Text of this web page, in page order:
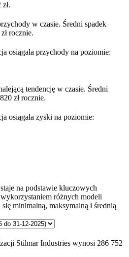
w czasie. Średni spadek
rocznie.
osiągała przychody na poziomie:
tendencję w czasie. Średni
zł rocznie.
osiągała zyski na poziomie:
na podstawie kluczowych
różnych modeli
minimalną, maksymalną i średnią
Stilmar Industries wynosi 286 752